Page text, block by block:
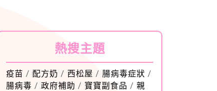
熱搜主題
疫苗 / 配方奶 / 西松屋 / 腸病毒症狀 /
腸病毒 / 政府補助 / 寶寶副食品 / 親